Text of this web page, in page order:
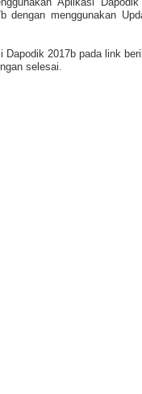
dengan menggunakan
Dapodik 2017b pada link
selesai.